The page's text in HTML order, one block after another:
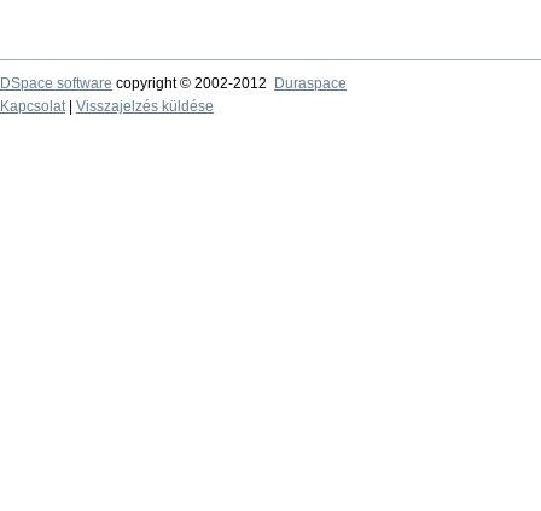
DSpace software copyright © 2002-2012
Duraspace
Kapcsolat| Visszajelzés küldése